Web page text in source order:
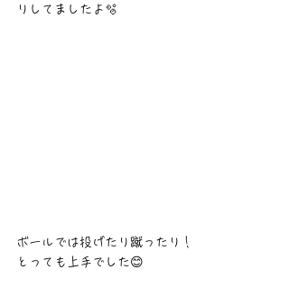
りしてましたよ🫧
ボールでは投げたり蹴ったり！
とっても上手でした😊